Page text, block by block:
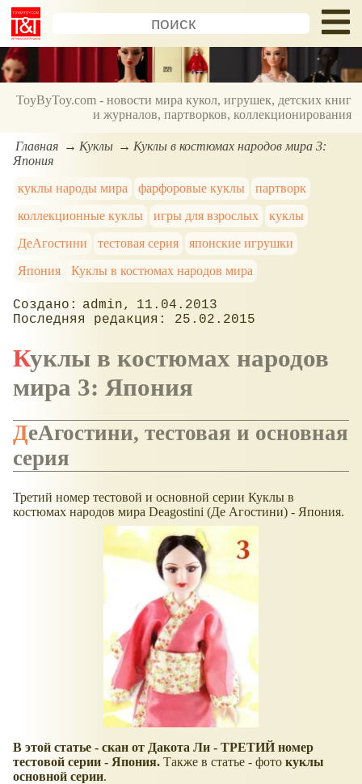
ToyByToy.com - новости мира кукол, игрушек, детских книг
и журналов, партворков, коллекционирования
Главная Куклы
Куклы в костюмах народов мира 3:
Япония
куклы народы мира
фарфоровые куклы
партворк
коллекционные куклы
игры для взрослых
куклы
ДеАгостини
тестовая серия
японские игрушки
Япония
Куклы в костюмах народов мира
admin
11.04.2013
25.02.2015
Куклы в костюмах народов
мира 3: Япония
ДеАгостини, тестовая и основная
серия
Третий номер тестовой и основной серии Куклы в
костюмах народов мира Deagostini (Де Агостини) - Япония.
В этой статье - скан от Дакота Ли - ТРЕТИЙ номер
тестовой серии - Япония. Также в статье - фото куклы
основной серии.